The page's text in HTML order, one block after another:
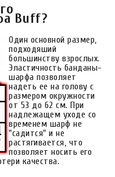
Buff?
Один основной размер,
подходяший
большинству взрослых.
Эластичность банданы-
шарфа позволяет
надеть ее на голову с
размером окружности
от 53 до 62 см. При
надлежащем уходе со
временем шарф не
"садится" и не
растягивается, что
позволяет носить его
качества.